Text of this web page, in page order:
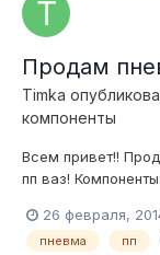
Продам
Timka
компоненты
Всем привет!!
пп ваз!
камаз 20л -
26 февраля,
пневма пп